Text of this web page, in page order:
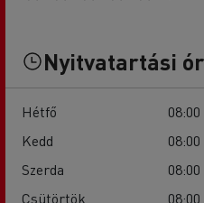
Nyitvatartási
Hétfő
Kedd
Szerda
Csütörtök